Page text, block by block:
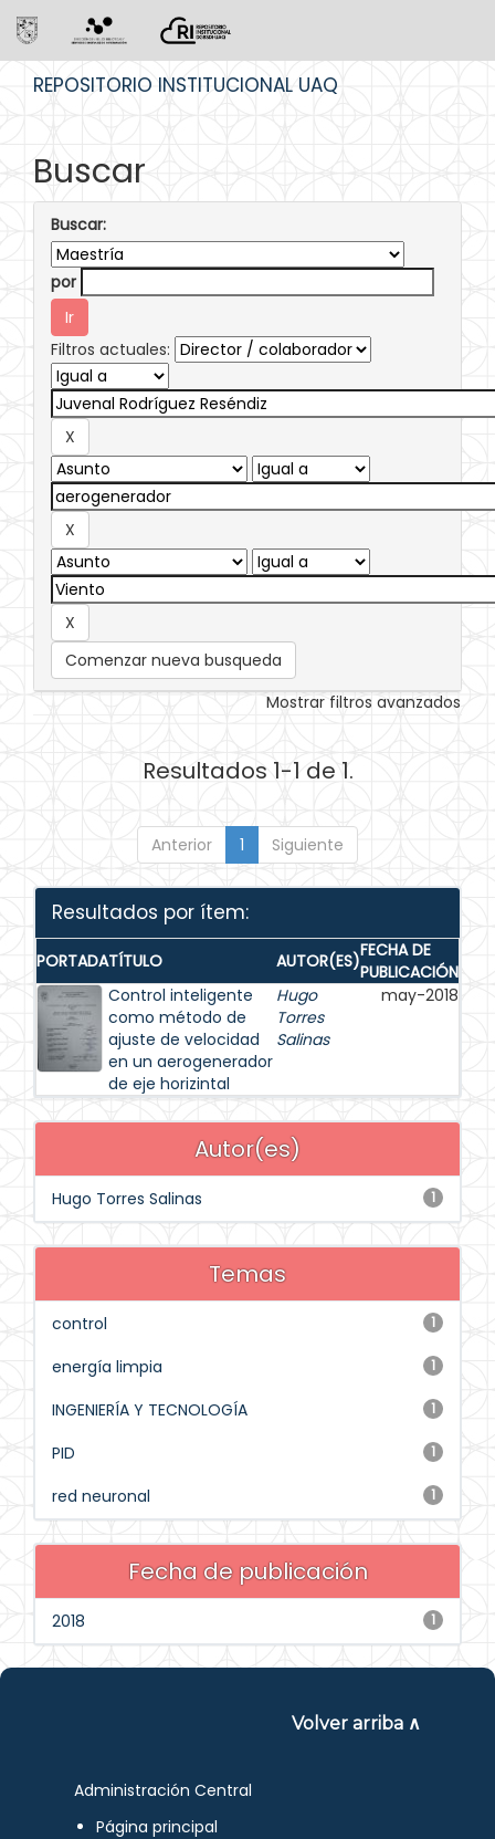
REPOSITORIO INSTITUCIONAL UAQ
Buscar
Buscar:
por
Filtros actuales:
Comenzar nueva busqueda
Mostrar filtros avanzados
Resultados 1-1 de 1.
Anterior 1 Siguiente
Resultados por ítem:
PORTADATÍTULO AUTOR(ES)FECHA DE
PUBLICACIÓN
Control inteligente
como método de
ajuste de velocidad
en un aerogenerador
de eje horizintal
Hugo
Torres
Salinas
may-2018
Autor(es)
1
Hugo Torres Salinas
Temas
1
control
1
energía limpia
1
INGENIERÍA Y TECNOLOGÍA
1
PID
1
red neuronal
Fecha de publicación
1
2018
Volver arriba ∧
Administración Central
Página principal